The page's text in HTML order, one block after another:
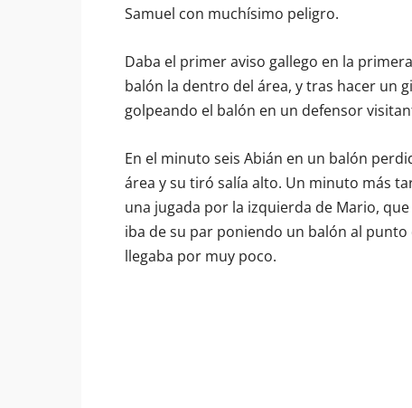
Samuel con muchísimo peligro.
Daba el primer aviso gallego en la
balón la dentro del área, y tras hacer un
golpeando el balón en un defensor
En el minuto seis Abián en un balón
área y su tiró salía alto. Un minuto más
una jugada por la izquierda de Mario,
iba de su par poniendo un balón al
llegaba por muy poco.